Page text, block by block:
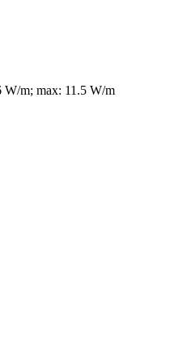
W/m; max: 11.5 W/m